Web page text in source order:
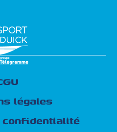
légales